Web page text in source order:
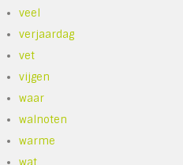
veel
verjaardag
vet
vijgen
waar
walnoten
warme